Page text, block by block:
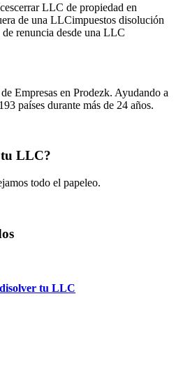
cerrar LLC de propiedad en
de una LLCimpuestos disolución
de renuncia desde una LLC
Empresas en Prodezk. Ayudando a
países durante más de 24 años.
LLC?
todo el papeleo.
disolver tu LLC